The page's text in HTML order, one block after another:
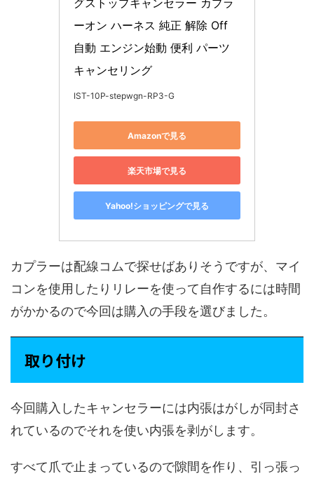
グストップキャンセラー カプラ
ーオン ハーネス 純正 解除 Off
自動 エンジン始動 便利 パーツ
キャンセリング
IST-10P-stepwgn-RP3-G
Amazonで見る
楽天市場で見る
Yahoo!ショッピングで見る
カプラーは配線コムで探せばありそうですが、マイ
コンを使用したりリレーを使って自作するには時間
がかかるので今回は購入の手段を選びました。
取り付け
今回購入したキャンセラーには内張はがしが同封さ
れているのでそれを使い内張を剥がします。
すべて爪で止まっているので隙間を作り、引っ張っ